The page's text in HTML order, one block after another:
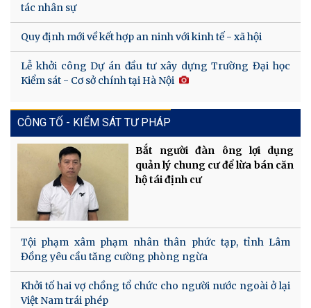
tác nhân sự
Quy định mới về kết hợp an ninh với kinh tế - xã hội
Lễ khởi công Dự án đầu tư xây dựng Trường Đại học
Kiểm sát - Cơ sở chính tại Hà Nội
CÔNG TỐ - KIỂM SÁT TƯ PHÁP
Bắt người đàn ông lợi dụng
quản lý chung cư để lừa bán căn
hộ tái định cư
Tội phạm xâm phạm nhân thân phức tạp, tỉnh Lâm
Đồng yêu cầu tăng cường phòng ngừa
Khởi tố hai vợ chồng tổ chức cho người nước ngoài ở lại
Việt Nam trái phép